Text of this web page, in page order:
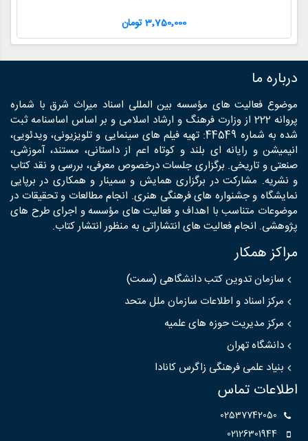
3٬750٬000 تومان
درباره ما
موضوع فعالیت های مؤسسه بین المللی اسناد میراث شرق با شماره
پروانه 222 از وزارت فرهنگ و ارشاد اسلامی و بر اساس اساسنامه ثبت
شده به شماره 44549: تهیه فیلم های سینمایی و تلویزیونی، ویدئویی،
انیمیشن و رایانه ای بلند و کوتاه اعم از داستانی، مستند، آموزشی،
صنعتی و تاریخی. برگزاری جلسات درخصوص معرفی، بررسی و نقد کتاب
و نشریه. مشارکت در برگزاری همایش و سمینار و همکاری در برپایی
نمایشگاه و جشنواره های فرهنگی هنری. انجام مطالعات و تحقیقات در
موضوعات متناسب با اهداف و فعالیت های مؤسسه و اجرای طرح های
پژوهشی. انجام فعالیت های انتشاراتی به منظور انتشار کتاب.
مراکز همکار
سازمان تدوین کتب دانشگاهی (سمت)
مرکز اسناد و اطلاعات سازمان ملل متحد
مرکز مدیریت حوزه های علمیه
دانشگاه تهران
بنیاد علمی فرهنگی زاگرس کانادا
اطلاعات تماس
02537742050
02126301944